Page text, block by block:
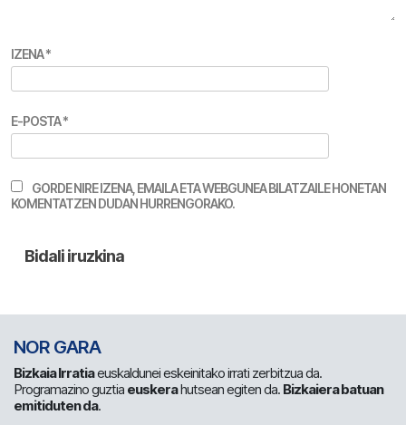
IZENA*
E-POSTA*
GORDE NIRE IZENA, EMAILA ETA WEBGUNEA BILATZAILE HONETAN
KOMENTATZEN DUDAN HURRENGORAKO.
NOR GARA
Bizkaia Irratiaeuskaldunei eskeinitako irrati zerbitzua da.
Programazino guztia euskerahutsean egiten da. Bizkaiera batuan
emitiduten da.